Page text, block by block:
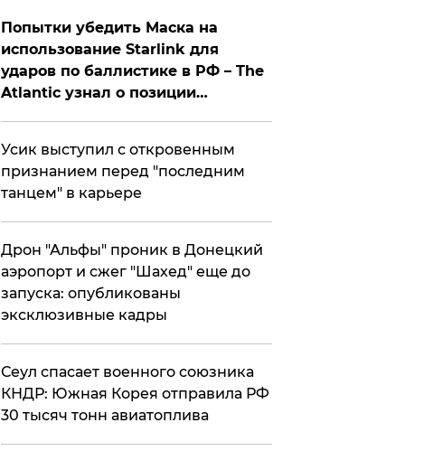
Попытки убедить Маска на
использование Starlink для
ударов по баллистике в РФ – The
Atlantic узнал о позиции
Усик выступил с откровенным
признанием перед "последним
танцем" в карьере
Дрон "Альфы" проник в Донецкий
аэропорт и сжег "Шахед" еще до
запуска: опубликованы
эксклюзивные кадры
​Сеул спасает военного союзника
КНДР: Южная Корея отправила РФ
30 тысяч тонн авиатоплива